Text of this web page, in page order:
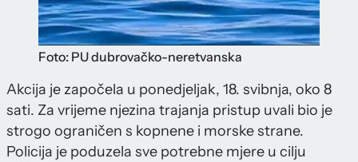
Foto: PU dubrovačko-neretvanska
Akcija je započela u ponedjeljak, 18. svibnja, oko 8
sati. Za vrijeme njezina trajanja pristup uvali bio je
strogo ograničen s kopnene i morske strane.
Policija je poduzela sve potrebne mjere u cilju